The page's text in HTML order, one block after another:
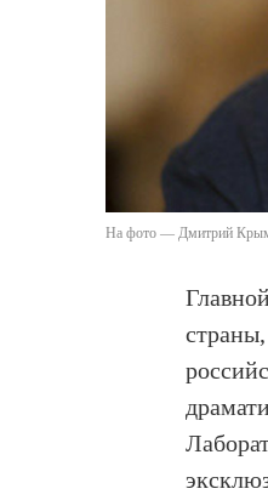
На фото — Дмитрий